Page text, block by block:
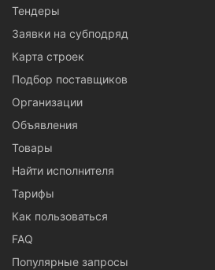
Тендеры
Заявки на субподряд
Карта строек
Подбор поставщиков
Организации
Объявления
Товары
Найти исполнителя
Тарифы
Как пользоваться
FAQ
Популярные запросы